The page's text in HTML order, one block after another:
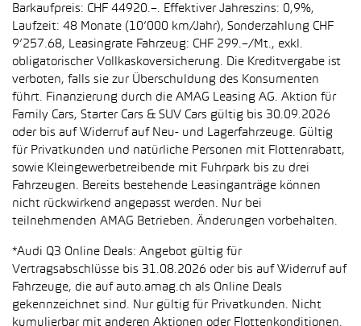
Barkaufpreis: CHF 44920.–. Effektiver Jahreszins: 0,9%,
Laufzeit: 48 Monate (10’000 km/Jahr), Sonderzahlung CHF
9’257.68, Leasingrate Fahrzeug: CHF 299.–/Mt., exkl.
obligatorischer Vollkaskoversicherung. Die Kreditvergabe ist
verboten, falls sie zur Überschuldung des Konsumenten
führt. Finanzierung durch die AMAG Leasing AG. Aktion für
Family Cars, Starter Cars & SUV Cars gültig bis 30.09.2026
oder bis auf Widerruf auf Neu- und Lagerfahrzeuge. Gültig
für Privatkunden und natürliche Personen mit Flottenrabatt,
sowie Kleingewerbetreibende mit Fuhrpark bis zu drei
Fahrzeugen. Bereits bestehende Leasinganträge können
nicht rückwirkend angepasst werden. Nur bei
teilnehmenden AMAG Betrieben. Änderungen vorbehalten.
*Audi Q3 Online Deals: Angebot gültig für
Vertragsabschlüsse bis 31.08.2026 oder bis auf Widerruf auf
Fahrzeuge, die auf auto.amag.ch als Online Deals
gekennzeichnet sind. Nur gültig für Privatkunden. Nicht
kumulierbar mit anderen Aktionen oder Flottenkonditionen.